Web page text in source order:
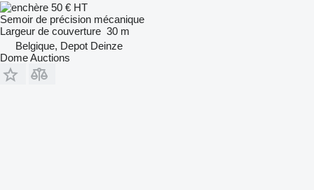
50 € HT
Semoir de précision mécanique
Largeur de couverture 30 m
Belgique, Depot Deinze
Dome Auctions